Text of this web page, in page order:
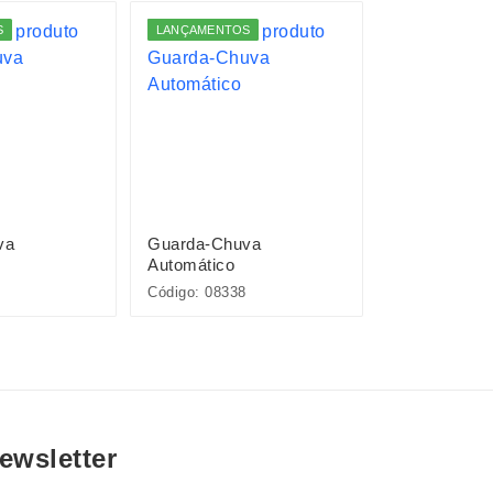
LANÇAMENTOS
Guarda-Chuva
Automático
Código: 08338